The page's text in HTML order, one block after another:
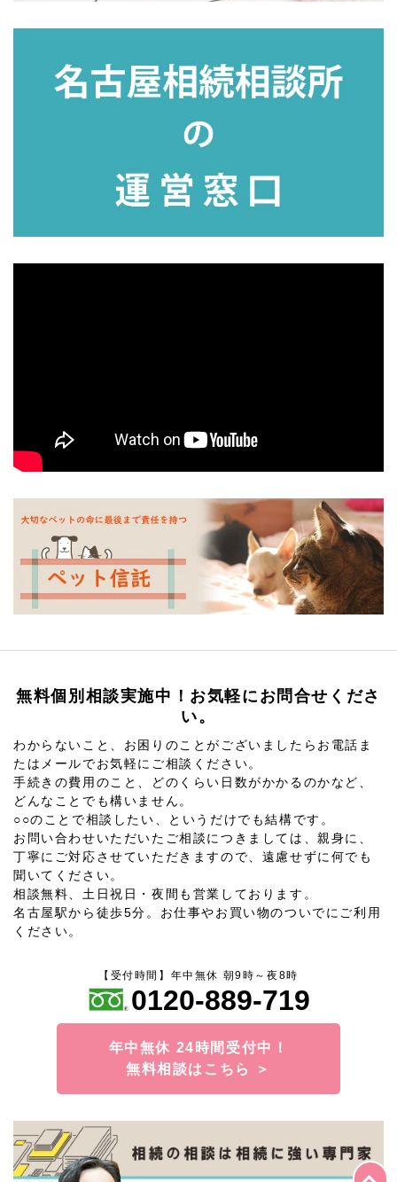
無料個別相談実施中！お気軽にお問合せくださ
い。
わからないこと、お困りのことがございましたらお電話ま
たはメールでお気軽にご相談ください。
手続きの費用のこと、どのくらい日数がかかるのかなど、
どんなことでも構いません。
○○のことで相談したい、というだけでも結構です。
お問い合わせいただいたご相談につきましては、親身に、
丁寧にご対応させていただきますので、遠慮せずに何でも
聞いてください。
相談無料、土日祝日・夜間も営業しております。
名古屋駅から徒歩5分。お仕事やお買い物のついでにご利用
ください。
【受付時間】年中無休 朝9時～夜8時
0120-889-719
年中無休 24時間受付中！
無料相談はこちら ＞